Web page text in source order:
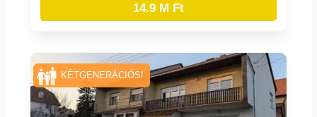
14.9 M Ft
KÉTGENERÁCIÓS!